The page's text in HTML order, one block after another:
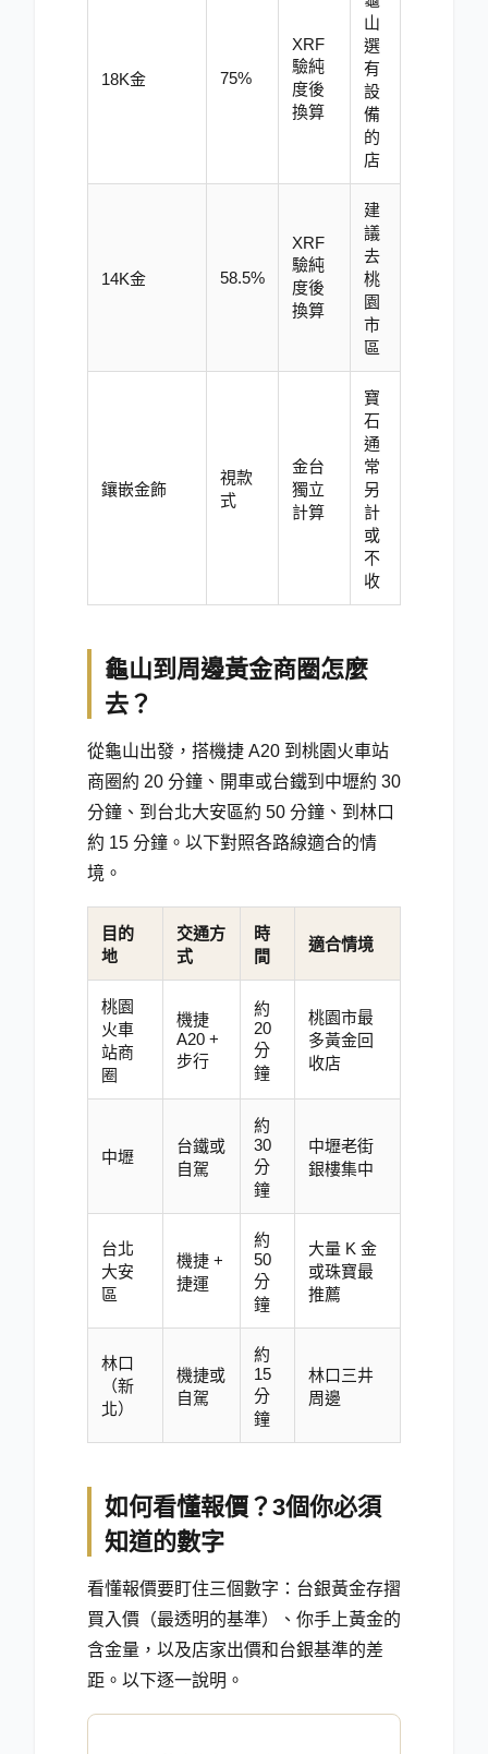
18K金 75%
XRF
驗純
度後
換算
山
選
有
設
備
的
店
14K金 58.5%
XRF
驗純
度後
換算
建
議
去
桃
園
市
區
鑲嵌金飾
視款
式
金台
獨立
計算
寶
石
通
常
另
計
或
不
收
龜山到周邊黃金商圈怎麼
去？
從龜山出發，搭機捷 A20 到桃園火車站
商圈約 20 分鐘、開車或台鐵到中壢約 30
分鐘、到台北大安區約 50 分鐘、到林口
約 15 分鐘。以下對照各路線適合的情
境。
目的
地
交通方
式
時
間
適合情境
桃園
火車
站商
圈
機捷
A20 +
步行
約
20
分
鐘
桃園市最
多黃金回
收店
中壢
台鐵或
自駕
約
30
分
鐘
中壢老街
銀樓集中
台北
大安
區
機捷 +
捷運
約
50
分
鐘
大量 K 金
或珠寶最
推薦
林口
（新
北）
機捷或
自駕
約
15
分
鐘
林口三井
周邊
如何看懂報價？3個你必須
知道的數字
看懂報價要盯住三個數字：台銀黃金存摺
買入價（最透明的基準）、你手上黃金的
含金量，以及店家出價和台銀基準的差
距。以下逐一說明。